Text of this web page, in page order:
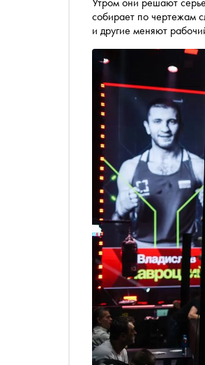
собирает по чертежам
и другие меняют
мотивирует